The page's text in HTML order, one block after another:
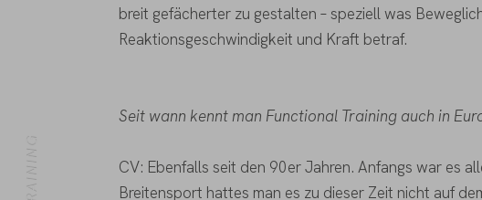
breit gefächerter zu gestalten – speziell was
Reaktionsgeschwindigkeit und Kraft betraf.
Seit wann kennt man Functional Training auch in
CV: Ebenfalls seit den 90er Jahren. Anfangs war es
Breitensport hattes man es zu dieser Zeit nicht auf